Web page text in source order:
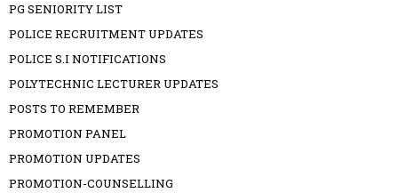
PG SENIORITY LIST
POLICE RECRUITMENT UPDATES
POLICE S.I NOTIFICATIONS
POLYTECHNIC LECTURER UPDATES
POSTS TO REMEMBER
PROMOTION PANEL
PROMOTION UPDATES
PROMOTION-COUNSELLING